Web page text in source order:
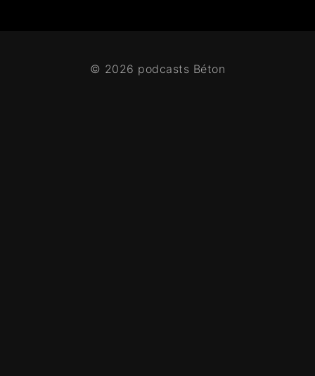
© 2026 podcasts Béton